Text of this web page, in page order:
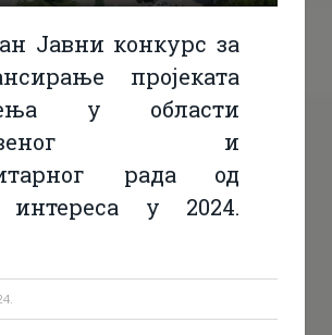
Јавни конкурс за
пројеката
у области
и
рада од
интереса у 2024.